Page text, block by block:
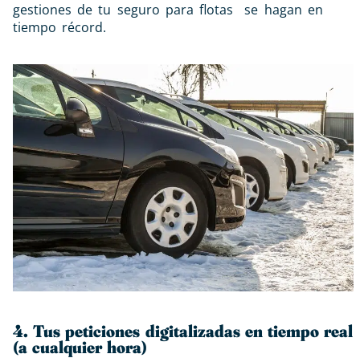
gestiones de tu seguro para flotas se hagan en
tiempo récord.
4. Tus peticiones digitalizadas en tiempo real
(a cualquier hora)